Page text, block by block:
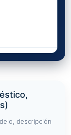
descripción